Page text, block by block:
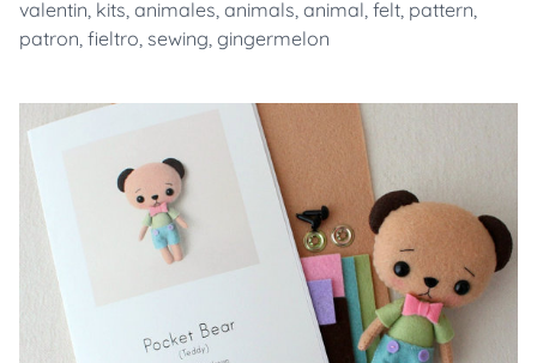
valentin, kits, animales, animals, animal, felt, pattern,
patron, fieltro, sewing, gingermelon